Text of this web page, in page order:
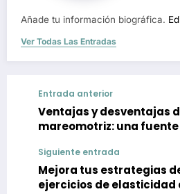
Añade tu información biográfica.
Ver Todas Las Entradas
Entrada anterior
Ventajas y desventajas
mareomotriz: una
Siguiente entrada
Mejora tus estrategias
ejercicios de elasticidad